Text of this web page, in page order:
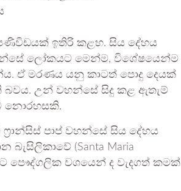
ඉතිරි කළහ. සිය දේහය
ලෝකයට මෙන්ම, විශේෂයෙන්ම
ඒ මරණය යනු කාටත් පොදු දෙයක්
බවය. උන් වහන්සේ සිදු කළ ඇතැම්
නොරහසකි.
පාප් වහන්සේ සිය දේහය
(Santa Maria
පෞද්ගලික වශයෙන් ද වැදගත් කමක්